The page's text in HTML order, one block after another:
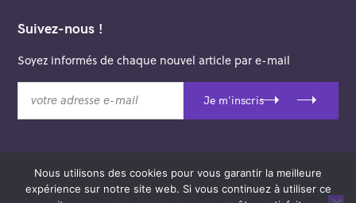
Suivez-nous !
Soyez informés de chaque nouvel article par e-mail
t
Je m'inscris
© 2026 Saint-Merry Hors-les-Murs.
Nous utilisons des cookies pour vous garantir la meilleure
expérience sur notre site web. Si vous continuez à utiliser ce